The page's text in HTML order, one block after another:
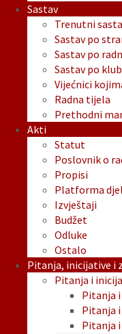
Sastav
Trenutni
Sastav po
Sastav po
Sastav po
Vijećnici
Radna tijela
Prethodni
Akti
Statut
Poslovnik o
Propisi
Platforma
Izvještaji
Budžet
Odluke
Ostalo
Pitanja, inicijative i
Pitanja i
Pitanja
Pitanja
Pitanja